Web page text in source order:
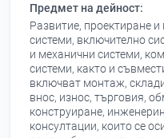
Предмет на дейност:
Развитие, проектиране
системи, включително
и механични системи,
системи, както и
включват монтаж,
внос, износ, търговия,
конструиране,
консултации, които се